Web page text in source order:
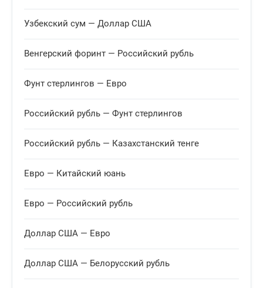
39.0544 +0.2445
Египетский фунт
Грузинский лари
31.3338 +0.2965
Гонконгский доллар 1 HKD
Узбекский сум — Доллар США
Венгерский форинт — Российский рубль
Фунт стерлингов — Евро
Российский рубль — Фунт стерлингов
Российский рубль — Казахстанский тенге
Евро — Китайский юань
Евро — Российский рубль
Доллар США — Евро
Доллар США — Белорусский рубль